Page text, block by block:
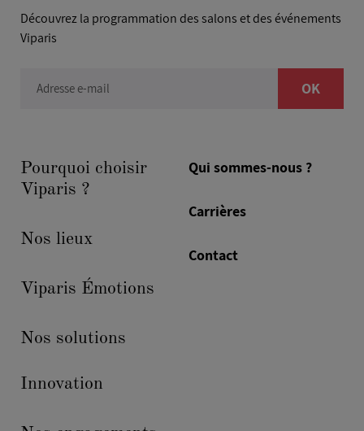
Découvrez la programmation des salons et des événements
Viparis
Adresse e-mail OK
Pourquoi choisir
Viparis ?
Nos lieux
Viparis Émotions
Nos solutions
Innovation
Qui sommes-nous ?
Carrières
Contact